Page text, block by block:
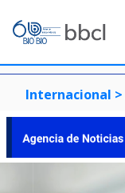
Internacional >